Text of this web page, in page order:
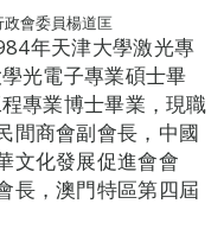
會委員楊道匡
年天津大學激光專
光電子專業碩士畢
專業博士畢業，現職
間商會副會長，中國
文化發展促進會會
長，澳門特區第四屆